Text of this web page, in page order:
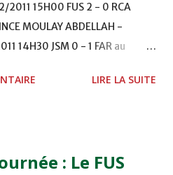
15H00 FUS 2 - 0 RCA
MOULAY ABDELLAH -
14H30 JSM 0 - 1 FAR au
16h30 OCK 0 - 1 HUSA
- OCS au COMPLEXE SPORTIF
LIRE LA SUITE
: Le FUS